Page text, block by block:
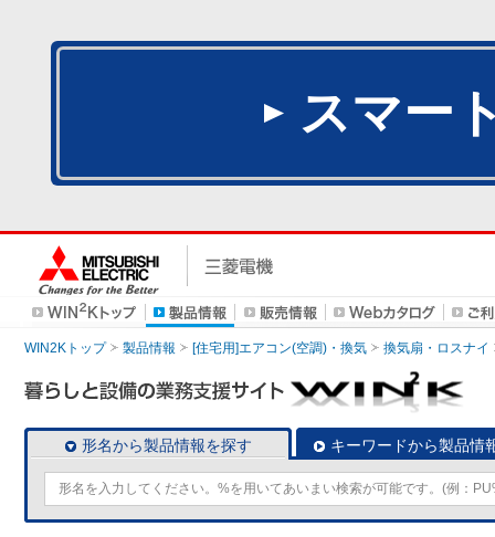
スマー
WIN2Kトップ 製品情報 [住宅用]エアコン(空調)・換気 換気扇・ロスナイ
形名から製品情報を探す キーワードから製品情